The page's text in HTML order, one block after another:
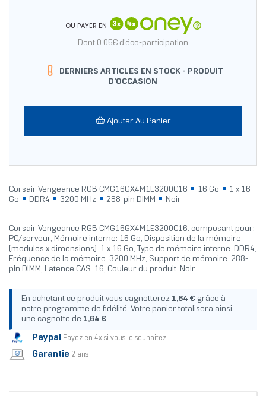
OU PAYER EN
Dont 0.05€ d'éco-participation
DERNIERS ARTICLES EN STOCK - PRODUIT
D'OCCASION
Ajouter Au Panier
Corsair Vengeance RGB CMG16GX4M1E3200C16 16 Go
1 x 16
Go
DDR4 3200 MHz 288-pin DIMM Noir
Corsair Vengeance RGB CMG16GX4M1E3200C16. composant pour:
PC/serveur, Mémoire interne: 16 Go, Disposition de la mémoire
(modules x dimensions): 1 x 16 Go, Type de mémoire interne: DDR4,
Fréquence de la mémoire: 3200 MHz, Support de mémoire: 288-
pin DIMM, Latence CAS: 16, Couleur du produit: Noir
En achetant ce produit vous cagnotterez 1,64 € grâce à
notre programme de fidélité. Votre panier totalisera ainsi
une cagnotte de 1,64 €.
Paypal Payez en 4x si vous le souhaitez
Garantie 2 ans